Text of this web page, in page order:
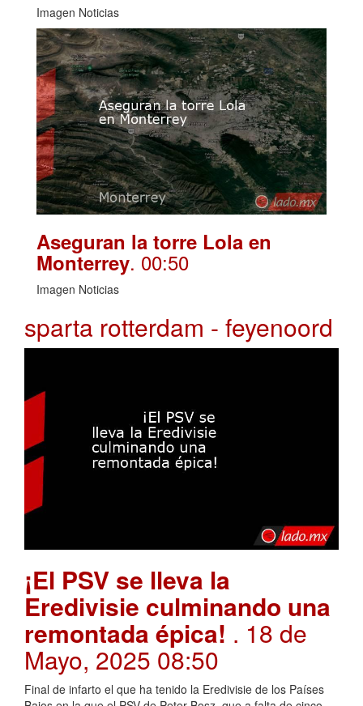
Imagen Noticias
Aseguran la torre Lola en
Monterrey. 00:50
Imagen Noticias
sparta rotterdam - feyenoord
¡El PSV se lleva la
Eredivisie culminando una
remontada épica! . 18 de
Mayo, 2025 08:50
Final de infarto el que ha tenido la Eredivisie de los Países